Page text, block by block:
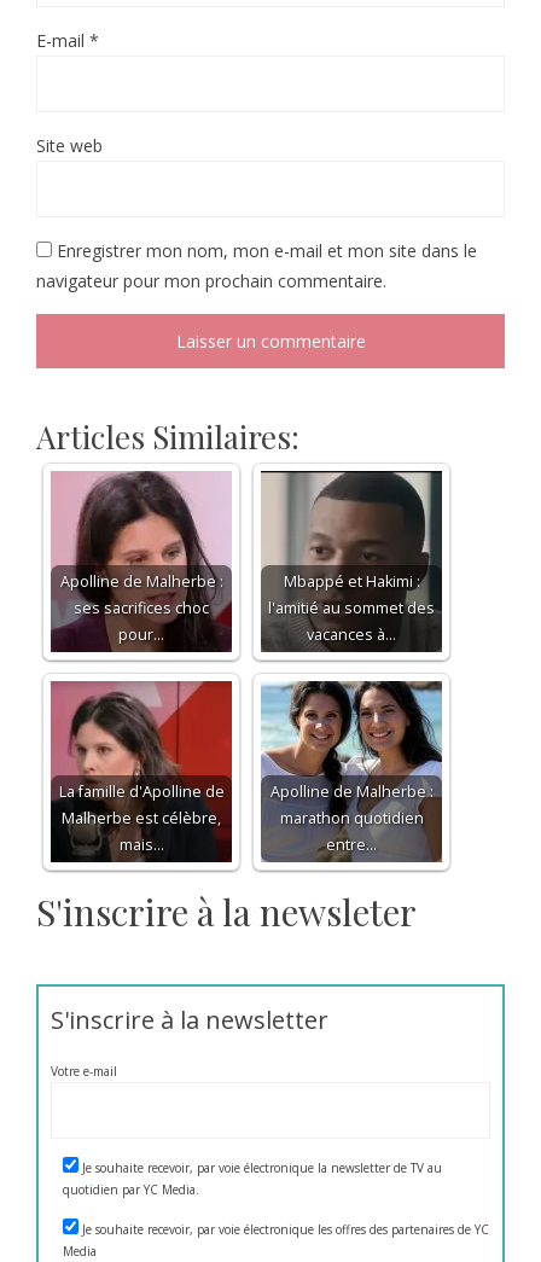
E-mail *
Site web
Enregistrer mon nom, mon e-mail et mon site dans le
navigateur pour mon prochain commentaire.
Articles Similaires:
Apolline de Malherbe :
ses sacrifices choc
pour…
Mbappé et Hakimi :
l'amitié au sommet des
vacances à…
La famille d'Apolline de
Malherbe est célèbre,
mais…
Apolline de Malherbe :
marathon quotidien
entre…
S'inscrire à la newsleter
S'inscrire à la newsletter
Votre e-mail
Je souhaite recevoir, par voie électronique la newsletter de TV au
quotidien par YC Media.
Je souhaite recevoir, par voie électronique les offres des partenaires de YC
Media